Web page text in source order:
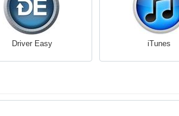
Driver Easy iTunes